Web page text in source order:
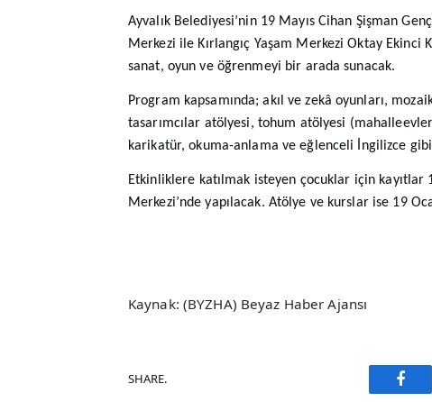
Ayvalık Belediyesi’nin 19 Mayıs Cihan Şişman
Merkezi ile Kırlangıç Yaşam Merkezi Oktay
sanat, oyun ve öğrenmeyi bir arada sunacak.
Program kapsamında; akıl ve zekâ oyunları,
tasarımcılar atölyesi, tohum atölyesi
karikatür, okuma-anlama ve eğlenceli İngilizce
Etkinliklere katılmak isteyen çocuklar için kayıtlar
Merkezi’nde yapılacak. Atölye ve kurslar ise 19
Kaynak: (BYZHA) Beyaz Haber Ajansı
SHARE.